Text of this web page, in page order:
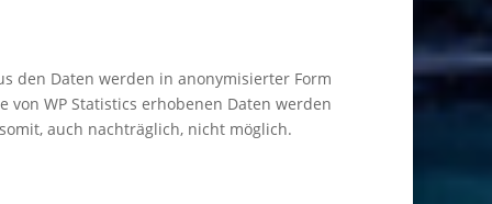
den Daten werden in anonymisierter Form
WP Statistics erhobenen Daten werden
auch nachträglich, nicht möglich.